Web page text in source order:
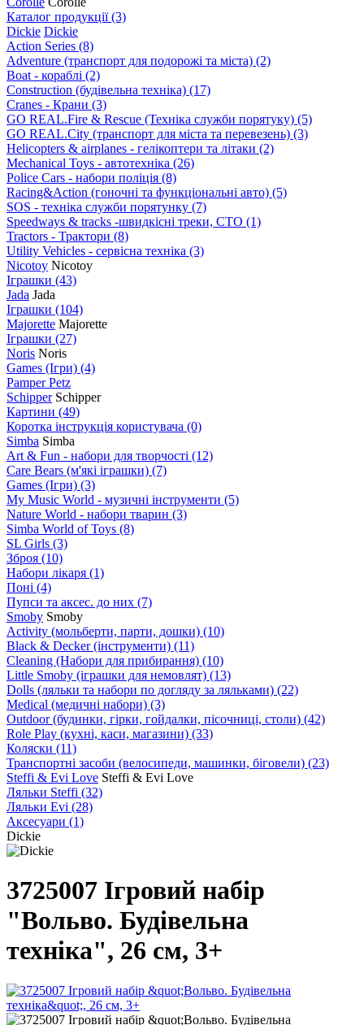
Каталог продукції(3)
Dickie Dickie
Action Series (8)
Adventure (транспорт для подорожі та міста) (2)
Boat - кораблі (2)
Construction (будівельна техніка) (17)
Cranes - Крани (3)
GO REAL.Fire & Rescue (Техніка служби порятуку) (5)
GO REAL.City (транспорт для міста та перевезень) (3)
Helicopters & airplanes - гелікоптери та літаки (2)
Mechanical Toys - автотехніка (26)
Police Cars - набори поліція (8)
Racing&Action (гоночні та функціональні авто) (5)
SOS - техніка служби порятунку (7)
Speedways & tracks -швидкісні треки, СТО (1)
Tractors - Трактори (8)
Utility Vehicles - сервісна техніка (3)
Nicotoy Nicotoy
Іграшки (43)
Jada Jada
Іграшки (104)
Majorette Majorette
Іграшки (27)
Noris Noris
Games (Ігри) (4)
Pamper Petz
Schipper Schipper
Картини (49)
Коротка інструкція користувача (0)
Simba Simba
Art & Fun - набори для творчості (12)
Care Bears (м'які іграшки) (7)
Games (Ігри) (3)
My Music World - музичні інструменти (5)
Nature World - набори тварин (3)
Simba World of Toys (8)
SL Girls (3)
Зброя (10)
Набори лікаря (1)
Поні (4)
Пупси та аксес. до них (7)
Smoby Smoby
Аctivity (мольберти, парти, дошки) (10)
Black & Decker (інструменти) (11)
Cleaning (Набори для прибирання) (10)
Little Smoby (іграшки для немовлят) (13)
Dolls (ляльки та набори по догляду за ляльками) (22)
Medical (медичні набори) (3)
Outdoor (будинки, гірки, гойдалки, пісочниці, столи) (42)
Role Play (кухні, каси, магазини) (33)
Коляски (11)
Транспортні засоби (велосипеди, машинки, біговели) (23)
Steffi & Evi Love Steffi & Evi Love
Ляльки Steffi (32)
Ляльки Evi (28)
Аксесуари (1)
Dickie
3725007 Ігровий набір
"Вольво. Будівельна
техніка", 26 см, 3+